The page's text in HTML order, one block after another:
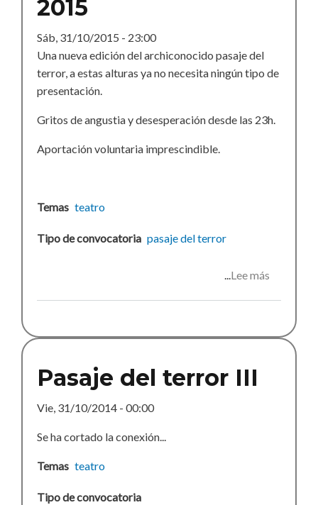
2015
Sáb, 31/10/2015 - 23:00
Una nueva edición del archiconocido pasaje del
terror, a estas alturas ya no necesita ningún tipo de
presentación.
Gritos de angustia y desesperación desde las 23h.
Aportación voluntaria imprescindible.
Temas teatro
Tipo de convocatoria pasaje del terror
Lee más
terror
2015
Pasaje del terror III
Vie, 31/10/2014 - 00:00
Se ha cortado la conexión...
Temas teatro
Tipo de convocatoria